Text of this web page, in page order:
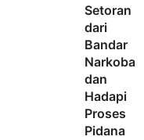
Setoran
dari
Bandar
Narkoba
dan
Hadapi
Proses
Pidana